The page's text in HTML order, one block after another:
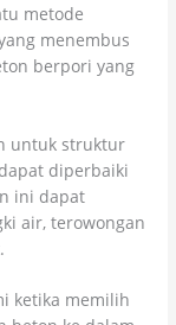
metode
menembus
berpori yang
untuk struktur
diperbaiki
ini dapat
air, terowongan
ketika memilih